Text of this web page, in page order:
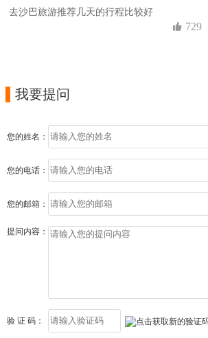
去沙巴旅游推荐几天的行程比较好
 729
我要提问
您的姓名：
您的电话：
您的邮箱：
提问内容：
验 证 码：